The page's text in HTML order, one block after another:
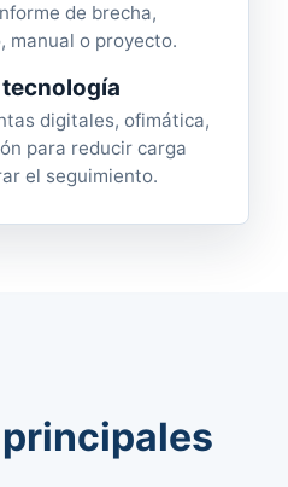
de brecha,
manual o proyecto.
digitales, ofimática,
para reducir carga
el seguimiento.